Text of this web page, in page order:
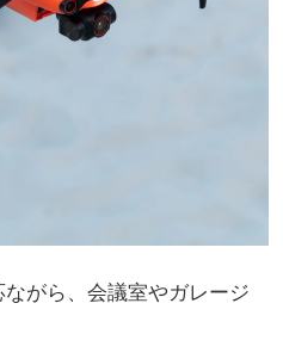
がら、会議室やガレージ